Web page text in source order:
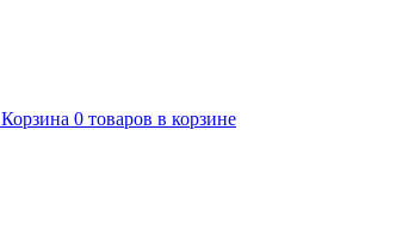
Корзина 0 товаров в корзине